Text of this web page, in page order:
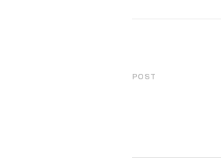
POST